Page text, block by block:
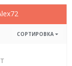
СОРТИРОВКА